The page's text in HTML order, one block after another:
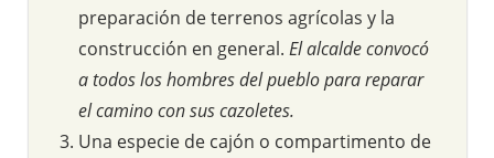
preparación de terrenos agrícolas y la
construcción en general. El alcalde convocó
a todos los hombres del pueblo para reparar
el camino con sus cazoletes.
Una especie de cajón o compartimento de